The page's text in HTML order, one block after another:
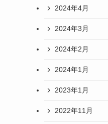
2024年4月
2024年3月
2024年2月
2024年1月
2023年1月
2022年11月